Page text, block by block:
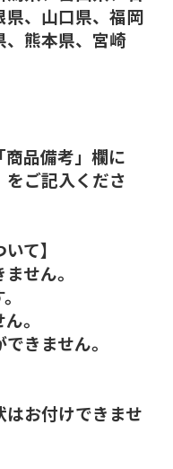
県、山口県、福岡
、熊本県、宮崎
品備考」欄に
をご記入くださ
て】
せん。
。
きません。
お付けできませ